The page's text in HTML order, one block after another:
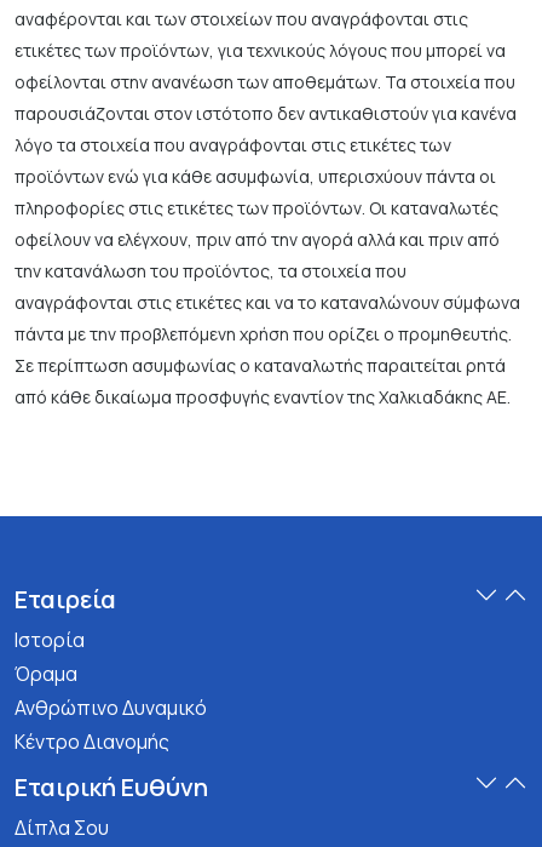
αναφέρονται και των στοιχείων που αναγράφονται στις
ετικέτες των προϊόντων, για τεχνικούς λόγους που μπορεί να
οφείλονται στην ανανέωση των αποθεμάτων. Τα στοιχεία που
παρουσιάζονται στον ιστότοπο δεν αντικαθιστούν για κανένα
λόγο τα στοιχεία που αναγράφονται στις ετικέτες των
προϊόντων ενώ για κάθε ασυμφωνία, υπερισχύουν πάντα οι
πληροφορίες στις ετικέτες των προϊόντων. Οι καταναλωτές
οφείλουν να ελέγχουν, πριν από την αγορά αλλά και πριν από
την κατανάλωση του προϊόντος, τα στοιχεία που
αναγράφονται στις ετικέτες και να το καταναλώνουν σύμφωνα
πάντα με την προβλεπόμενη χρήση που ορίζει ο προμηθευτής.
Σε περίπτωση ασυμφωνίας ο καταναλωτής παραιτείται ρητά
από κάθε δικαίωμα προσφυγής εναντίον της Χαλκιαδάκης ΑΕ.
Εταιρεία
Ιστορία
Όραμα
Ανθρώπινο Δυναμικό
Κέντρο Διανομής
Εταιρική Ευθύνη
Δίπλα Σου